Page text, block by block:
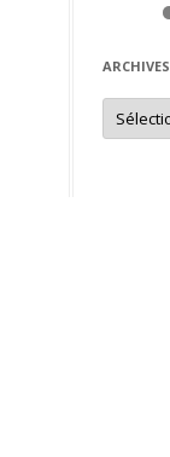
ARCHIVES
Archives